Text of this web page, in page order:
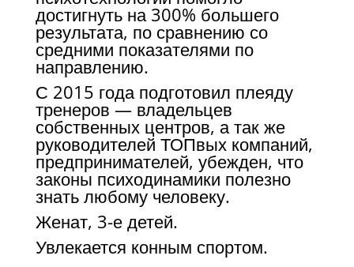
достигнуть на 300% большего
результата, по сравнению со
средними показателями по
направлению.
С 2015 года подготовил плеяду
тренеров — владельцев
собственных центров, а так же
руководителей ТОПвых компаний,
предпринимателей, убежден, что
законы психодинамики полезно
знать любому человеку.
Женат, 3-е детей.
Увлекается конным спортом.